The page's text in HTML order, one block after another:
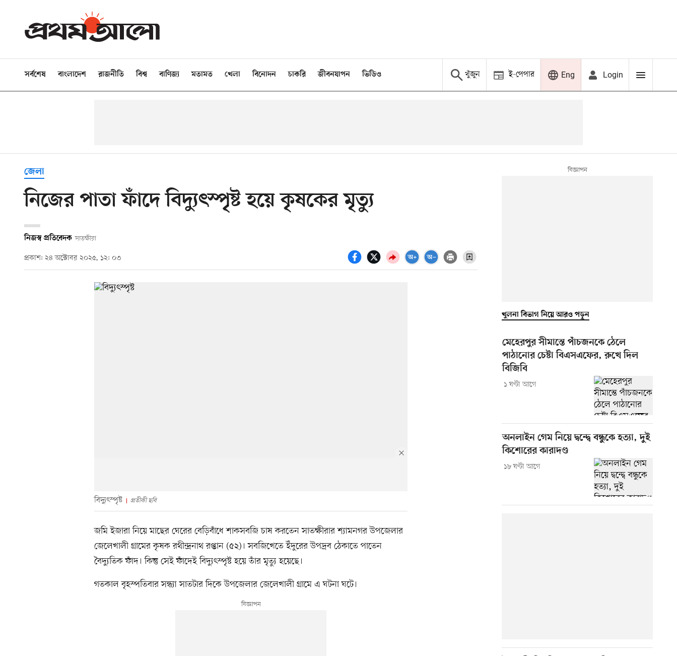
সর্বশেষ বাংলাদেশ রাজনীতি বিশ্ব বাণিজ্য মতামত খেলা বিনোদন চাকরি জীবনযাপন ভিডিও খুঁজুন ই-পেপার Eng Login
জেলা
নিজের পাতা ফাঁদে বিদ্যুৎস্পৃষ্ট হয়ে কৃষকের মৃত্যু
নিজস্ব প্রতিবেদক সাতক্ষীরা
প্রকাশ: ২৪ অক্টোবর ২০২৫, ১২: ০৩
বিদ্যুৎস্পৃষ্ট প্রতীকী ছবি
জমি ইজারা নিয়ে মাছের ঘেরের বেড়িবাঁধে শাকসবজি চাষ করতেন সাতক্ষীরার শ্যামনগর উপজেলার
জেলেখালী গ্রামের কৃষক রথীন্দ্রনাথ রপ্তান (৫২)। সবজিখেতে ইঁদুরের উপদ্রব ঠেকাতে পাতেন
বৈদ্যুতিক ফাঁদ। কিন্তু সেই ফাঁদেই বিদ্যুৎস্পৃষ্ট হয়ে তাঁর মৃত্যু হয়েছে।
গতকাল বৃহস্পতিবার সন্ধ্যা সাতটার দিকে উপজেলার জেলেখালী গ্রামে এ ঘটনা ঘটে।
খুলনা বিভাগ নিয়ে আরও পড়ুন
মেহেরপুর সীমান্তে পাঁচজনকে ঠেলে
পাঠানোর চেষ্টা বিএসএফের, রুখে দিল
বিজিবি
১ ঘণ্টা আগে
অনলাইন গেম নিয়ে দ্বন্দ্বে বন্ধুকে হত্যা, দুই
কিশোরের কারাদণ্ড
১৮ ঘণ্টা আগে